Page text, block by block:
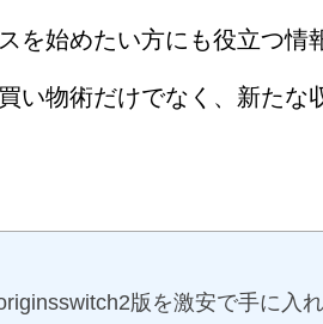
を始めたい方にも役立つ情
い物術だけでなく、新たな
版を激安で手に入